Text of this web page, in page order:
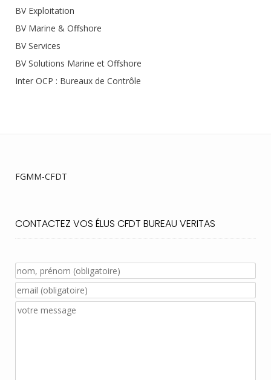
BV Exploitation
BV Marine & Offshore
BV Services
BV Solutions Marine et Offshore
Inter OCP : Bureaux de Contrôle
FGMM-CFDT
CONTACTEZ VOS ÉLUS CFDT BUREAU VERITAS